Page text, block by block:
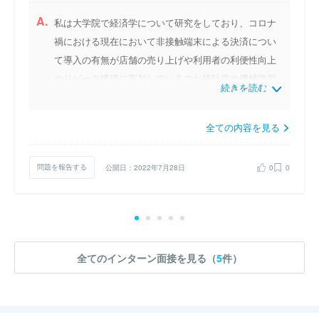
A. 私は大学院で経済学について研究をしており、コロナ
禍における現在において非接触端末による決済につい
て導入の有無が店舗の売り上げや利用者の利便性向上
やリピータ獲得に寄与しているのか統計学や機械学習
どのように影響するかを明らかにすることで乱立する
の決済方法の特徴や利便性を経済学や統計学の観点か
います。
続きを読む
全ての内容を見る
問題を報告する 公開日：2022年7月28日 0 0
全てのインターン面接を見る（5件）